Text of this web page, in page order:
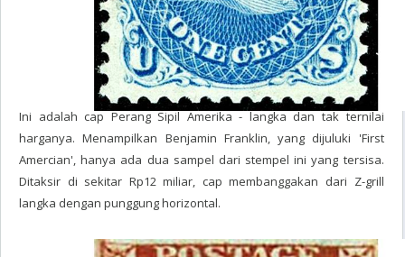
Ini adalah cap Perang Sipil Amerika - langka dan tak ternilai
harganya. Menampilkan Benjamin Franklin, yang dijuluki 'First
Amercian', hanya ada dua sampel dari stempel ini yang tersisa.
Ditaksir di sekitar Rp12 miliar, cap membanggakan dari Z-grill
langka dengan punggung horizontal.
The Penny Red - £550,000 (Rp10 miliar)